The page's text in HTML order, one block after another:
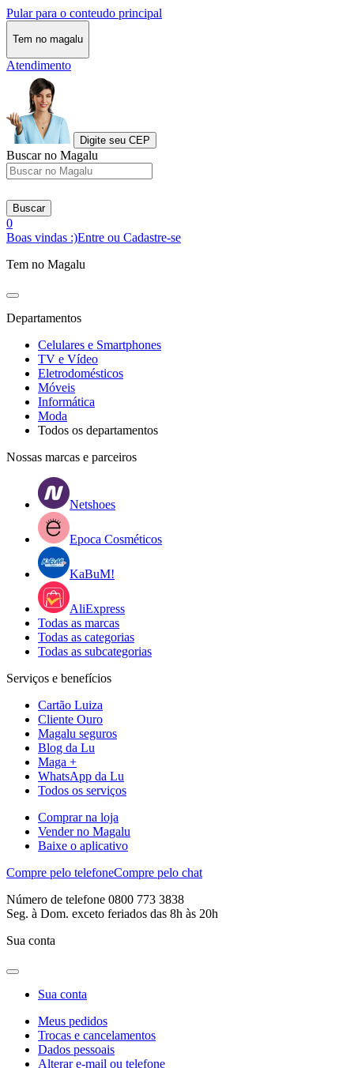
Pular para o conteudo principal
Tem no magalu
Atendimento
Digite seu CEP
Buscar no Magalu
Buscar
0
Boas vindas :)Entre ou Cadastre-se
Tem no Magalu
Departamentos
Celulares e Smartphones
TV e Vídeo
Eletrodomésticos
Móveis
Informática
Moda
Todos os departamentos
Nossas marcas e parceiros
Netshoes
Epoca Cosméticos
KaBuM!
AliExpress
Todas as marcas
Todas as categorias
Todas as subcategorias
Serviços e benefícios
Cartão Luiza
Cliente Ouro
Magalu seguros
Blog da Lu
Maga +
WhatsApp da Lu
Todos os serviços
Comprar na loja
Vender no Magalu
Baixe o aplicativo
Compre pelo telefoneCompre pelo chat
Número de telefone 0800 773 3838
Seg. à Dom. exceto feriados das 8h às 20h
Sua conta
Sua conta
Meus pedidos
Trocas e cancelamentos
Dados pessoais
Alterar e-mail ou telefone